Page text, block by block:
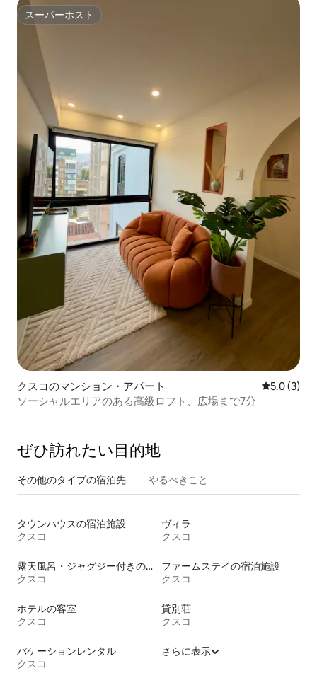
スーパーホスト
スーパーホスト
クスコのマンション・アパート レビュー3
5.0 (3)
ソーシャルエリアのある高級ロフト、広場まで7分
ぜひ訪⁠れ⁠た⁠い目⁠的⁠地
その他のタ⁠イ⁠プ⁠の宿⁠泊⁠先 やるべきこと
タウンハウスの宿泊施設
クスコ
ヴィラ
クスコ
露天風呂・ジャグジー付きの宿泊施設
クスコ
ファームステイの宿泊施設
クスコ
ホテルの客室
クスコ
貸別荘
クスコ
バケーションレンタル
クスコ
さらに表示